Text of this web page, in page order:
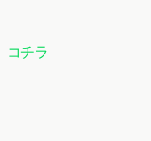
コチラ